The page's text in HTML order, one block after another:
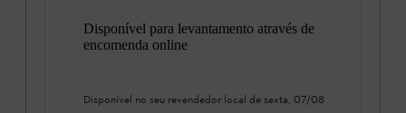
Disponível para levantamento através de
encomenda online
Disponível no seu revendedor local de sexta, 07/08